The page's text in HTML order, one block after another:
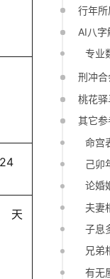
天
行年
AI八字
专业
刑冲合
桃花驿
其它参
命宫
己卯
论婚
夫妻
子息
兄弟
有无